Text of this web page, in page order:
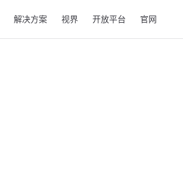
解决方案 视界 开放平台 官网